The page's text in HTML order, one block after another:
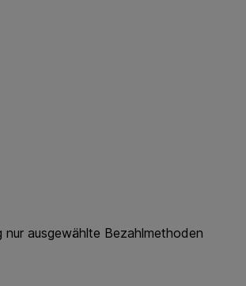
ausgewählte Bezahlmethoden